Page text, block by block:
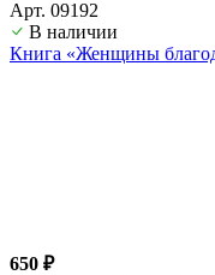
Арт. 09192
В наличии
Книга «Женщины
650 ₽